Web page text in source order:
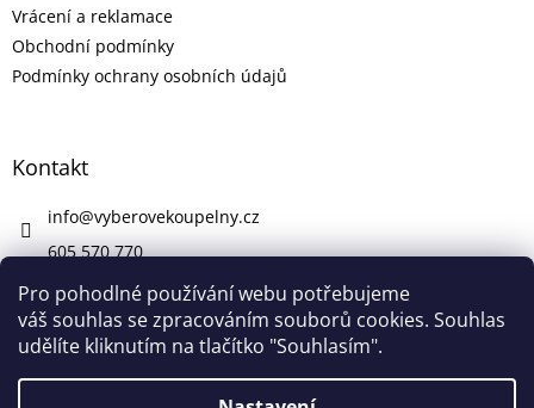
Pro pohodlné používání webu potřebujeme
váš souhlas se zpracováním souborů cookies. Souhlas
udělíte kliknutím na tlačítko "Souhlasím".
Vrácení a reklamace
Obchodní podmínky
Podmínky ochrany osobních údajů
Kontakt
info@vyberovekoupelny.cz
605 570 770
https://www.facebook.com/vyberovekoupelny/